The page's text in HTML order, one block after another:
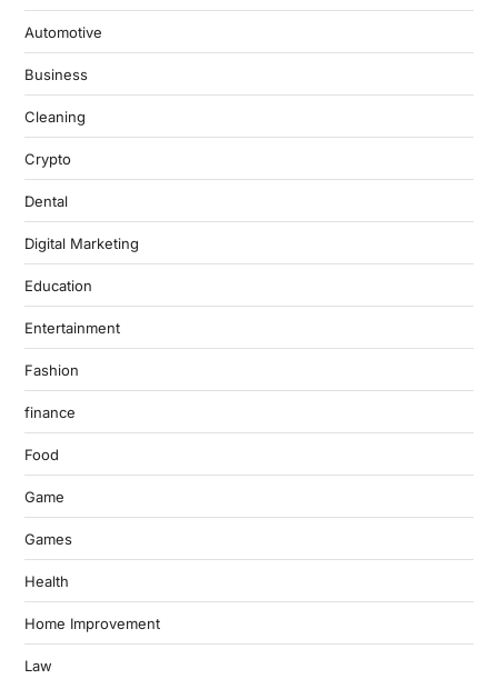
Automotive
Business
Cleaning
Crypto
Dental
Digital Marketing
Education
Entertainment
Fashion
finance
Food
Game
Games
Health
Home Improvement
Law